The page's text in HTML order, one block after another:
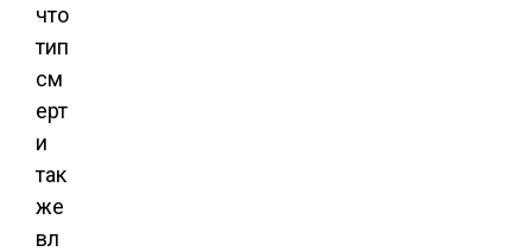
что
тип
см
ерт
и
так
же
вл